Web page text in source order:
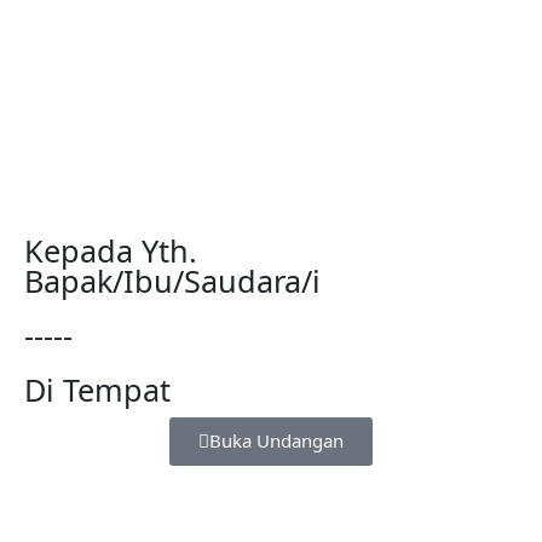
Kepada Yth.
Bapak/Ibu/Saudara/i
-----
Di Tempat
Buka Undangan